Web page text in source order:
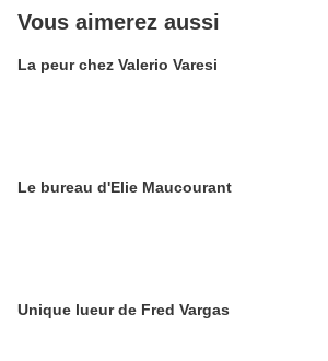
Vous aimerez aussi
La peur chez Valerio Varesi
Le bureau d'Elie Maucourant
Unique lueur de Fred Vargas